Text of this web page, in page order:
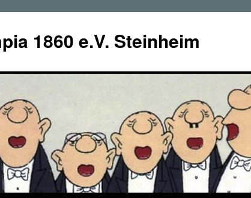
1860 e.V. Steinheim